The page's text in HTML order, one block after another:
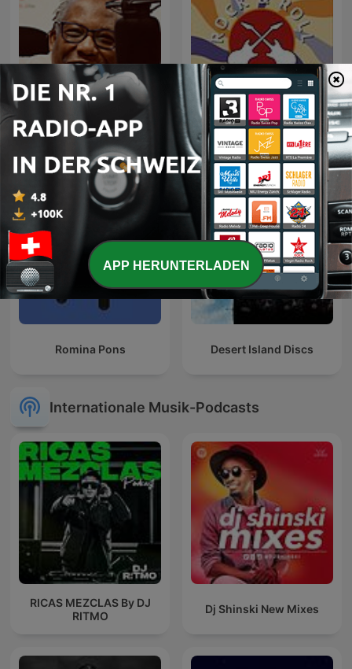
Smooth Jazz Rock And Roll With It
Romina Pons Desert Island Discs
Internationale Musik-Podcasts
RICAS MEZCLAS By DJ
RITMO
Dj Shinski New Mixes
APP HERUNTERLADEN